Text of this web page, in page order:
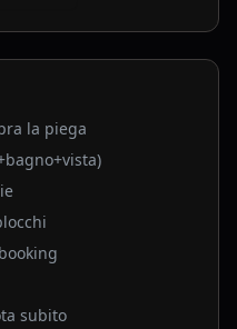
la piega
subito